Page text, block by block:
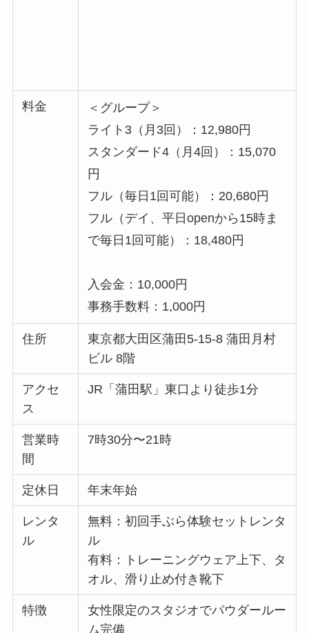
料金
＜グループ＞
ライト3（月3回）：12,980円
スタンダード4（月4回）：15,070
円
フル（毎日1回可能）：20,680円
フル（デイ、平日openから15時ま
で毎日1回可能）：18,480円
入会金：10,000円
事務手数料：1,000円
住所
東京都大田区蒲田5-15-8 蒲田月村
ビル 8階
アクセ
ス
JR「蒲田駅」東口より徒歩1分
営業時
間
7時30分〜21時
定休日 年末年始
レンタ
ル
無料：初回手ぶら体験セットレンタ
ル
有料：トレーニングウェア上下、タ
オル、滑り止め付き靴下
特徴
女性限定のスタジオでパウダールー
ム完備